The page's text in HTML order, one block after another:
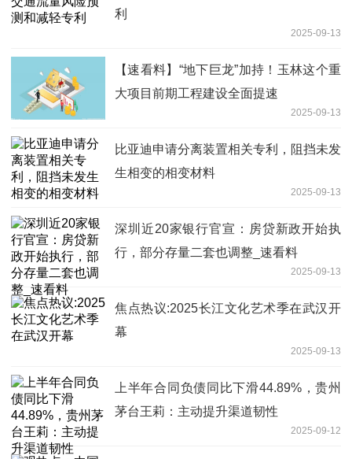
利
2025-09-13
【速看料】“地下巨龙”加持！玉林这个重
大项目前期工程建设全面提速
2025-09-13
比亚迪申请分离装置相关专利，阻挡未发
生相变的相变材料
2025-09-13
深圳近20家银行官宣：房贷新政开始执
行，部分存量二套也调整_速看料
2025-09-13
焦点热议:2025长江文化艺术季在武汉开
幕
2025-09-13
上半年合同负债同比下滑44.89%，贵州
茅台王莉：主动提升渠道韧性
2025-09-12